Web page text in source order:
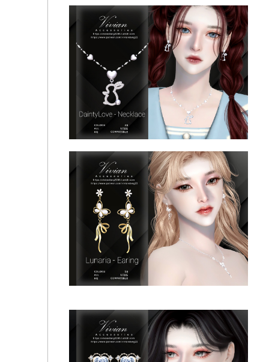
Dainty Love - Necklace